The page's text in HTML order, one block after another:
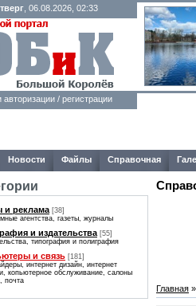
, 06.08.2026, 02:33
авторизации / регистрации
Новости Файлы Справочная
и реклама [38]
агентства, газеты, журналы
и издательства [55]
типография и полиграфия
и связь [181]
интернет дизайн, интернет
копьютерное обслуживание, салоны
почта
Главная »